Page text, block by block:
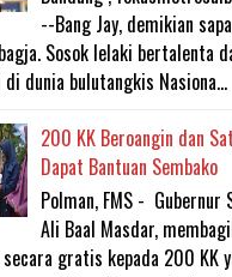
--Bang Jay, demikian
Sosok lelaki bertalenta
di dunia bulutangkis Nasiona...
200 KK Beroangin dan
Dapat Bantuan Sembako
Polman, FMS - Gubernur
Ali Baal Masdar,
gratis kepada 200 KK